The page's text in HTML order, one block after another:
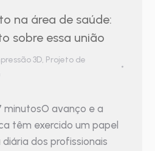
na área de saúde:
sobre essa união
3D, Projeto de
minutosO avanço e a
têm exercido um papel
dos profissionais